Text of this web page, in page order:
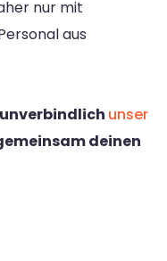
nur mit
aus
unser
deinen